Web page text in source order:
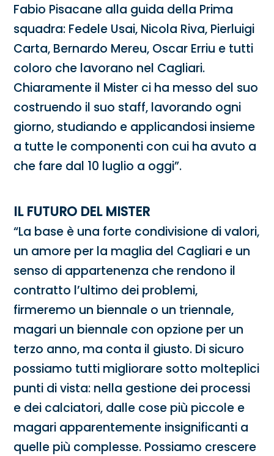
Fabio Pisacane alla guida della Prima
squadra: Fedele Usai, Nicola Riva, Pierluigi
Carta, Bernardo Mereu, Oscar Erriu e tutti
coloro che lavorano nel Cagliari.
Chiaramente il Mister ci ha messo del suo
costruendo il suo staff, lavorando ogni
giorno, studiando e applicandosi insieme
a tutte le componenti con cui ha avuto a
che fare dal 10 luglio a oggi”.
IL FUTURO DEL MISTER
“La base è una forte condivisione di valori,
un amore per la maglia del Cagliari e un
senso di appartenenza che rendono il
contratto l’ultimo dei problemi,
firmeremo un biennale o un triennale,
magari un biennale con opzione per un
terzo anno, ma conta il giusto. Di sicuro
possiamo tutti migliorare sotto molteplici
punti di vista: nella gestione dei processi
e dei calciatori, dalle cose più piccole e
magari apparentemente insignificanti a
quelle più complesse. Possiamo crescere